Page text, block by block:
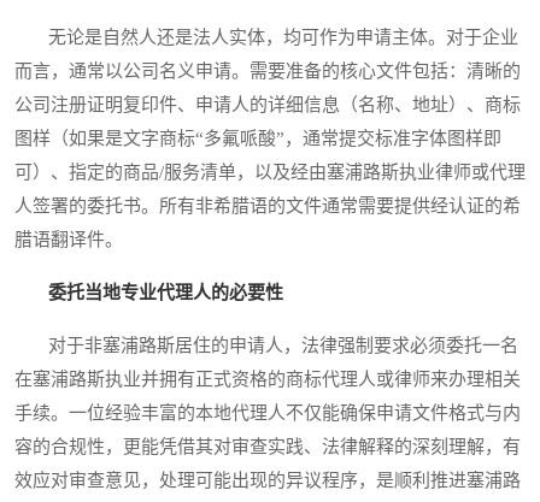
无论是自然人还是法人实体，均可作为申请主体。对于企业
而言，通常以公司名义申请。需要准备的核心文件包括：清晰的
公司注册证明复印件、申请人的详细信息（名称、地址）、商标
图样（如果是文字商标“多氟哌酸”，通常提交标准字体图样即
可）、指定的商品/服务清单，以及经由塞浦路斯执业律师或代理
人签署的委托书。所有非希腊语的文件通常需要提供经认证的希
腊语翻译件。
委托当地专业代理人的必要性
对于非塞浦路斯居住的申请人，法律强制要求必须委托一名
在塞浦路斯执业并拥有正式资格的商标代理人或律师来办理相关
手续。一位经验丰富的本地代理人不仅能确保申请文件格式与内
容的合规性，更能凭借其对审查实践、法律解释的深刻理解，有
效应对审查意见，处理可能出现的异议程序，是顺利推进塞浦路